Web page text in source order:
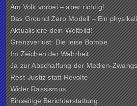
Am Volk vorbei – aber richtig!
Das Ground Zero Modell – Ein
Aktualisiere dein Weltbild!
Grenzverlust: Die leise Bombe
Im Zeichen der Wahrheit
Ja zur Abschaffung der Medien-
Rest-Justiz statt Revolte
Wider Rassismus
Einseitige Berichterstattung